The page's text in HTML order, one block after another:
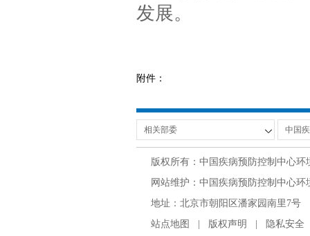
发展。
附件：
版权所有：中国疾病预防控制中心
网站维护：中国疾病预防控制中心
地址：北京市朝阳区潘家园南里7号
站点地图
版权声明 隐私安全